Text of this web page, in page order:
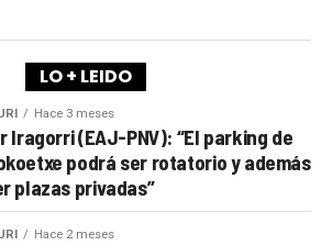
LO + LEIDO
Hace 3 meses
Iragorri (EAJ-PNV): “El parking de
podrá ser rotatorio y además
plazas privadas”
Hace 2 meses